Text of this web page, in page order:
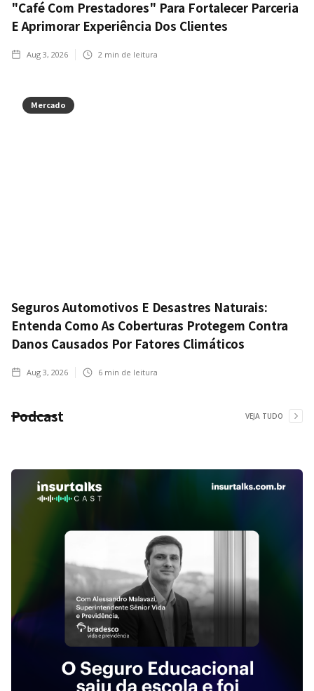
"Café Com Prestadores" Para Fortalecer Parceria
E Aprimorar Experiência Dos Clientes
Aug 3, 2026 2 min de leitura
Mercado
Seguros Automotivos E Desastres Naturais:
Entenda Como As Coberturas Protegem Contra
Danos Causados Por Fatores Climáticos
Aug 3, 2026 6 min de leitura
Podcast VEJA TUDO